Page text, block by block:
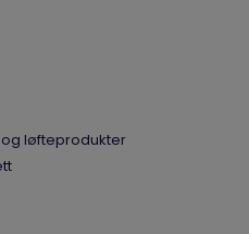
og løfteprodukter